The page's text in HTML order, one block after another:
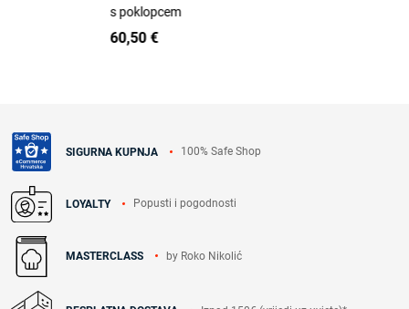
s poklopcem
60,50 €
SIGURNA KUPNJA 100% Safe Shop
LOYALTY Popusti i pogodnosti
MASTERCLASS by Roko Nikolić